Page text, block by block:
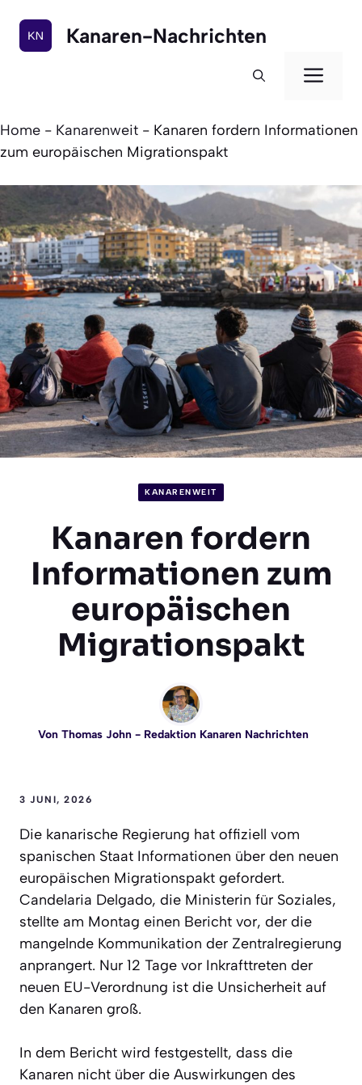
Inhalt
springen
Kanaren-Nachrichten
Home - Kanarenweit - Kanaren fordern Informationen
zum europäischen Migrationspakt
KANARENWEIT
Kanaren fordern
Informationen zum
europäischen
Migrationspakt
Von Thomas John- Redaktion Kanaren Nachrichten
3 JUNI, 2026
Die kanarische Regierung hat offiziell vom
spanischen Staat Informationen über den neuen
europäischen Migrationspakt gefordert.
Candelaria Delgado, die Ministerin für Soziales,
stellte am Montag einen Bericht vor, der die
mangelnde Kommunikation der Zentralregierung
anprangert. Nur 12 Tage vor Inkrafttreten der
neuen EU-Verordnung ist die Unsicherheit auf
den Kanaren groß.
In dem Bericht wird festgestellt, dass die
Kanaren nicht über die Auswirkungen des